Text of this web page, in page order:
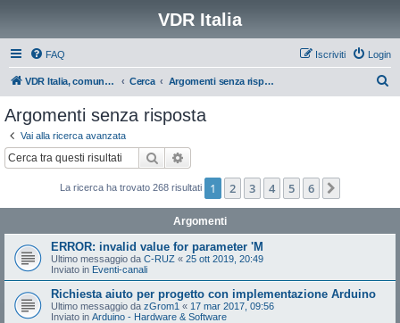
VDR Italia
FAQ Login
Iscriviti
VDR Italia, comunità italiana utilizzatori VDR Cerca Argomenti senza risposta
Argomenti senza risposta
Vai alla ricerca avanzata
Cerca
La ricerca ha trovato 268 risultati 1 2 3 4 5 6
Argomenti
ERROR: invalid value for parameter 'M
Ultimo messaggio da C-RUZ « 25 ott 2019, 20:49
Inviato in Eventi-canali
Richiesta aiuto per progetto con implementazione Arduino
Ultimo messaggio da zGrom1 « 17 mar 2017, 09:56
Inviato in Arduino - Hardware & Software